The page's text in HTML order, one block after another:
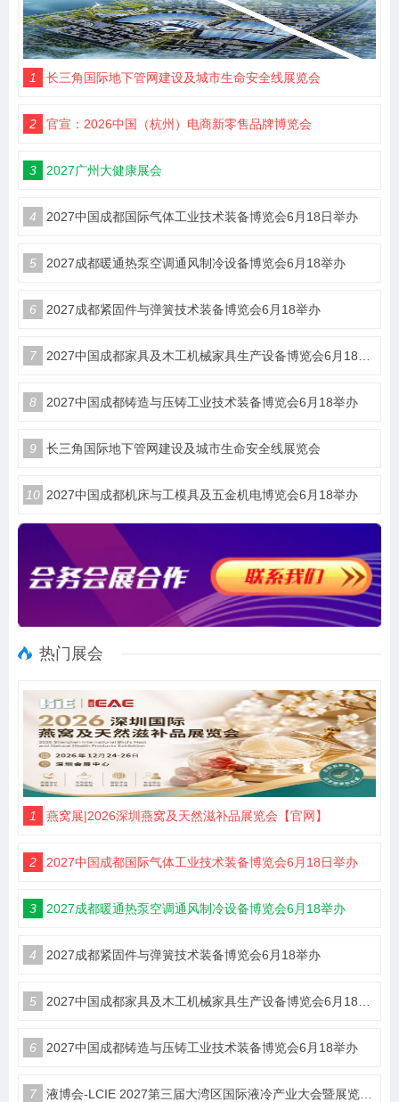
1 长三角国际地下管网建设及城市生命安全线展览会
2 官宣：2026中国（杭州）电商新零售品牌博览会
3 2027广州大健康展会
4 2027中国成都国际气体工业技术装备博览会6月18日举办
5 2027成都暖通热泵空调通风制冷设备博览会6月18举办
6 2027成都紧固件与弹簧技术装备博览会6月18举办
7 2027中国成都家具及木工机械家具生产设备博览会6月18举办
8 2027中国成都铸造与压铸工业技术装备博览会6月18举办
9 长三角国际地下管网建设及城市生命安全线展览会
10 2027中国成都机床与工模具及五金机电博览会6月18举办
热门展会
1 燕窝展|2026深圳燕窝及天然滋补品展览会【官网】
2 2027中国成都国际气体工业技术装备博览会6月18日举办
3 2027成都暖通热泵空调通风制冷设备博览会6月18举办
4 2027成都紧固件与弹簧技术装备博览会6月18举办
5 2027中国成都家具及木工机械家具生产设备博览会6月18举办
6 2027中国成都铸造与压铸工业技术装备博览会6月18举办
7 液博会-LCIE 2027第三届大湾区国际液冷产业大会暨展览会（深圳）